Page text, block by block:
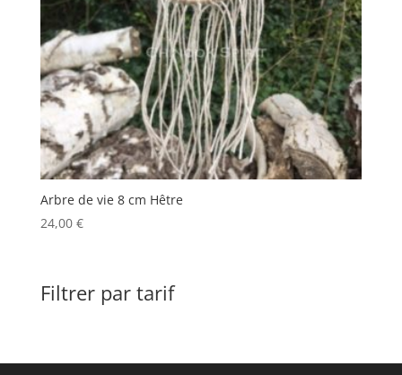
Arbre de vie 8 cm Hêtre
24,00 €
Filtrer par tarif